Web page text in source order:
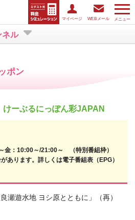
メニュー
マイページ WEBメール
ネル
ポン
ーぶるにっぽん彩JAPAN
：10:00～/21:00～ （特別番組枠）
あります。詳しくは電子番組表（EPG）
遊水地 ヨシ原とともに」（再）